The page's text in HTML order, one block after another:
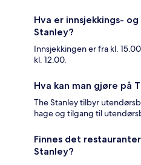
Hva er innsjekkings-
Stanley?
Innsjekkingen er fra kl.
kl. 12.00.
Hva kan man gjøre på
The Stanley tilbyr
hage og tilgang til
Finnes det
Stanley?